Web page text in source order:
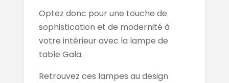
Optez donc pour une touche de
sophistication et de modernité à
votre intérieur avec la lampe de
table Gala.
Retrouvez ces lampes au design